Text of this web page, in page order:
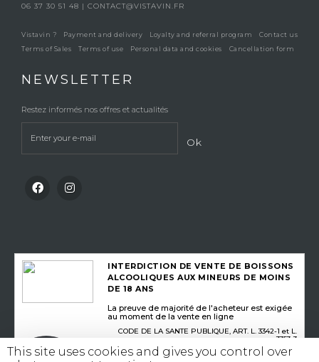
06 37 30 51 48 | CONTACT@VISTAVIN.FR
Vistavin ? Payment and delivery Loyalty and referral program
Contact us
Terms of Sales
Terms of use Personal data and cookies Cancellation form
NEWSLETTER
Restez informés nos offres et actualités
Ok
INTERDICTION DE VENTE DE BOISSONS
ALCOOLIQUES AUX MINEURS DE MOINS
DE 18 ANS
La preuve de majorité de l'acheteur est exigée
au moment de la vente en ligne
CODE DE LA SANTE PUBLIQUE, ART. L. 3342-1 et L.
3353-3
This site uses cookies and gives you control over